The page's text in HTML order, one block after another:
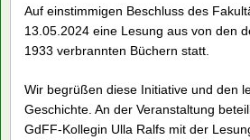
Auf einstimmigen Beschluss des
13.05.2024 eine Lesung aus von den
1933 verbrannten Büchern statt.
Wir begrüßen diese Initiative und den
Geschichte. An der Veranstaltung
GdFF-Kollegin Ulla Ralfs mit der